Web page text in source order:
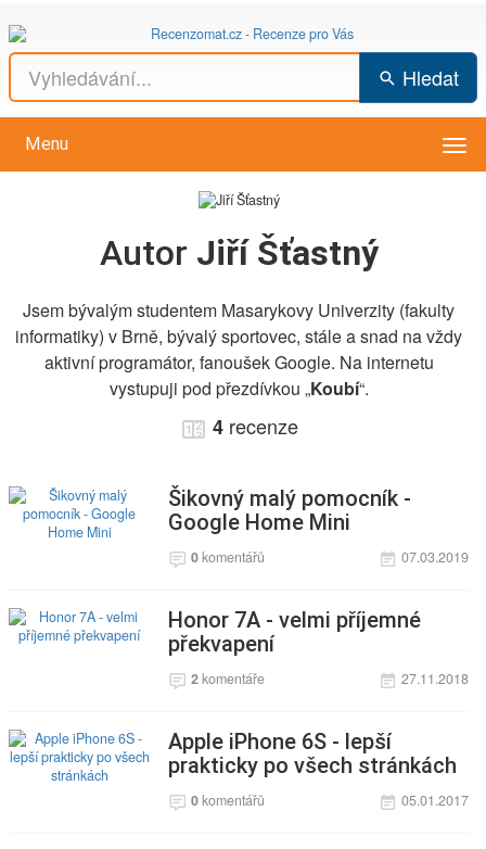
Hledat
Menu
Autor Jiří Šťastný
Jsem bývalým studentem Masarykovy Univerzity (fakulty
informatiky) v Brně, bývalý sportovec, stále a snad na vždy
aktivní programátor, fanoušek Google. Na internetu
vystupuji pod přezdívkou „Koubí“.
4recenze
Šikovný malý pomocník -
Google Home Mini
0komentářů 07.03.2019
Honor 7A - velmi příjemné
překvapení
2komentáře 27.11.2018
Apple iPhone 6S - lepší
prakticky po všech stránkách
0komentářů 05.01.2017